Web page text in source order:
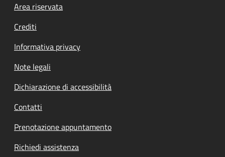
Footer menu
Area riservata
Crediti
Informativa privacy
Note legali
Dichiarazione di accessibilità
Contatti
Prenotazione appuntamento
Richiedi assistenza